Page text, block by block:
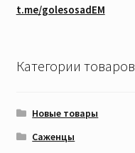
t.me/golesosadEM
Категории товаров
Новые товары
Саженцы